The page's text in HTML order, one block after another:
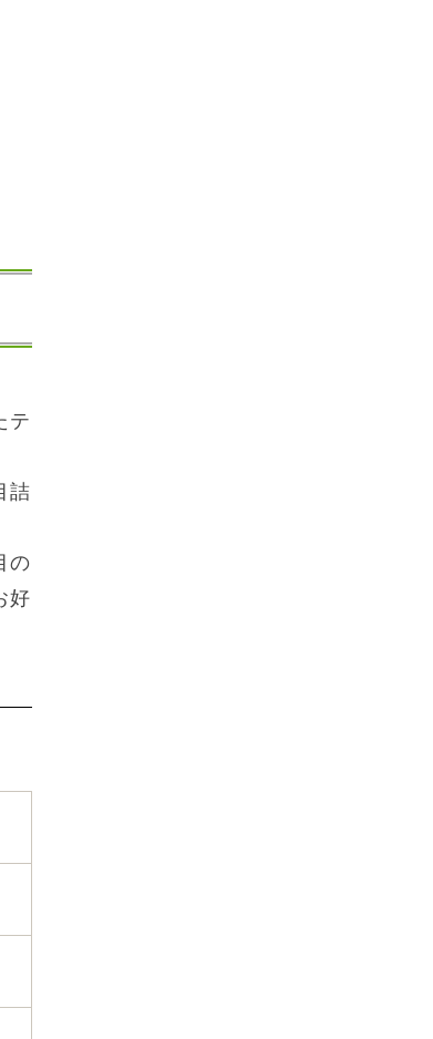
テ
詰
の
好